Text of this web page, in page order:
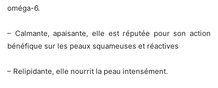
oméga-6.
– Calmante, apaisante, elle est réputée pour son action
bénéfique sur les peaux squameuses et réactives
– Relipidante, elle nourrit la peau intensément.